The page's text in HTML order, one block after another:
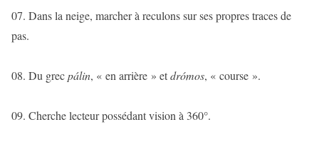
07. Dans la neige, marcher à reculons sur ses propres traces de
pas.
08. Du grecpálin, « en arrière » etdrómos, « course ».
09. Cherche lecteur possédant vision à 360°.